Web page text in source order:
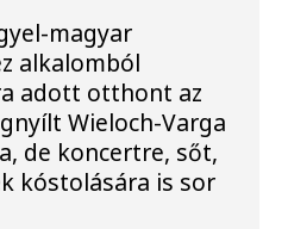
magyar
alkalomból
adott otthont az
Wieloch-Varga
de koncertre, sőt,
kóstolására is sor